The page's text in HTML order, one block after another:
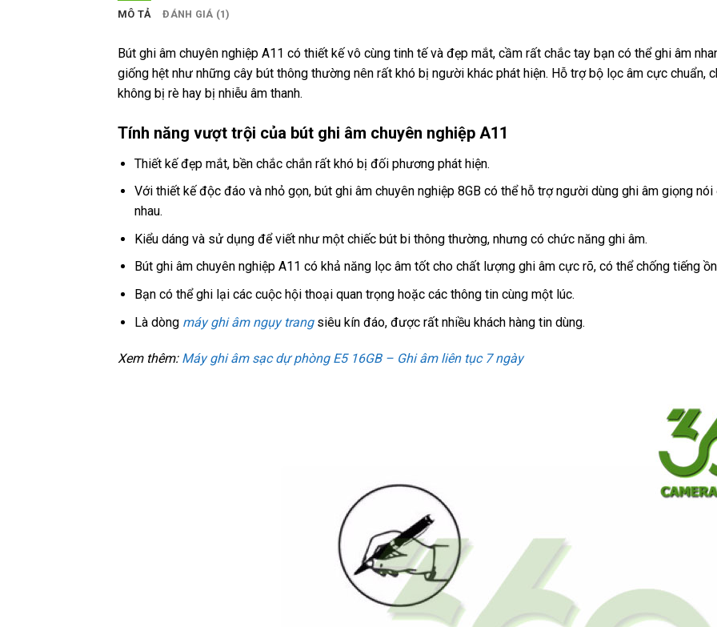
MÔ TẢ ĐÁNH GIÁ (1)
Bút ghi âm chuyên nghiệp A11 có thiết kế vô cùng tinh tế và đẹp mắt, cầm rất chắc tay bạn có thể ghi âm
giống hệt như những cây bút thông thường nên rất khó bị người khác phát hiện. Hỗ trợ bộ lọc âm cực chuẩn,
không bị rè hay bị nhiễu âm thanh.
Tính năng vượt trội của bút ghi âm chuyên nghiệp A11
Thiết kế đẹp mắt, bền chắc chắn rất khó bị đối phương phát hiện.
Với thiết kế độc đáo và nhỏ gọn, bút ghi âm chuyên nghiệp 8GB có thể hỗ trợ người dùng ghi âm giọng
nhau.
Kiểu dáng và sử dụng để viết như một chiếc bút bi thông thường, nhưng có chức năng ghi âm.
Bút ghi âm chuyên nghiệp A11 có khả năng lọc âm tốt cho chất lượng ghi âm cực rõ, có thể chống tiếng
Bạn có thể ghi lại các cuộc hội thoại quan trọng hoặc các thông tin cùng một lúc.
Là dòng máy ghi âm ngụy trangsiêu kín đáo, được rất nhiều khách hàng tin dùng.
Xem thêm: Máy ghi âm sạc dự phòng E5 16GB – Ghi âm liên tục 7 ngày